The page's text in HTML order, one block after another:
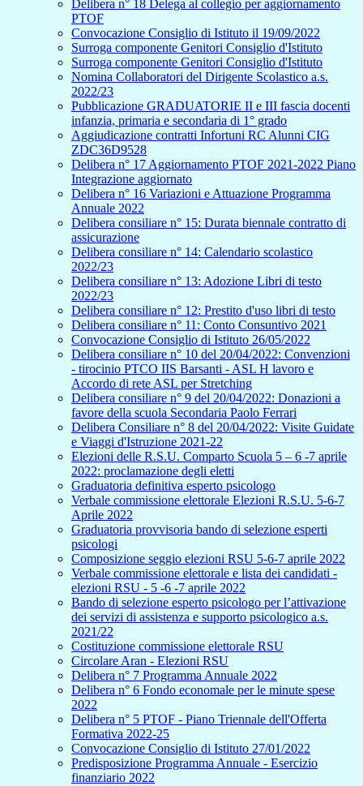
Delibera n° 18 Delega al collegio per aggiornamento
PTOF
Convocazione Consiglio di Istituto il 19/09/2022
Surroga componente Genitori Consiglio d'Istituto
Surroga componente Genitori Consiglio d'Istituto
Nomina Collaboratori del Dirigente Scolastico a.s.
2022/23
Pubblicazione GRADUATORIE II e III fascia docenti
infanzia, primaria e secondaria di 1° grado
Aggiudicazione contratti Infortuni RC Alunni CIG
ZDC36D9528
Delibera n° 17 Aggiornamento PTOF 2021-2022 Piano
Integrazione aggiornato
Delibera n° 16 Variazioni e Attuazione Programma
Annuale 2022
Delibera consiliare n° 15: Durata biennale contratto di
assicurazione
Delibera consiliare n° 14: Calendario scolastico
2022/23
Delibera consiliare n° 13: Adozione Libri di testo
2022/23
Delibera consiliare n° 12: Prestito d'uso libri di testo
Delibera consiliare n° 11: Conto Consuntivo 2021
Convocazione Consiglio di Istituto 26/05/2022
Delibera consiliare n° 10 del 20/04/2022: Convenzioni
- tirocinio PTCO IIS Barsanti - ASL H lavoro e
Accordo di rete ASL per Stretching
Delibera consiliare n° 9 del 20/04/2022: Donazioni a
favore della scuola Secondaria Paolo Ferrari
Delibera Consiliare n° 8 del 20/04/2022: Visite Guidate
e Viaggi d'Istruzione 2021-22
Elezioni delle R.S.U. Comparto Scuola 5 – 6 -7 aprile
2022: proclamazione degli eletti
Graduatoria definitiva esperto psicologo
Verbale commissione elettorale Elezioni R.S.U. 5-6-7
Aprile 2022
Graduatoria provvisoria bando di selezione esperti
psicologi
Composizione seggio elezioni RSU 5-6-7 aprile 2022
Verbale commissione elettorale e lista dei candidati -
elezioni RSU - 5 -6 -7 aprile 2022
Bando di selezione esperto psicologo per l’attivazione
dei servizi di assistenza e supporto psicologico a.s.
2021/22
Costituzione commissione elettorale RSU
Circolare Aran - Elezioni RSU
Delibera n° 7 Programma Annuale 2022
Delibera n° 6 Fondo economale per le minute spese
2022
Delibera n° 5 PTOF - Piano Triennale dell'Offerta
Formativa 2022-25
Convocazione Consiglio di Istituto 27/01/2022
Predisposizione Programma Annuale - Esercizio
finanziario 2022